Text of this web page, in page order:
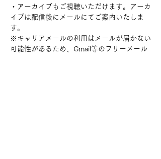
・アーカイブもご視聴いただけます。アーカ
イブは配信後にメールにてご案内いたしま
す。
※キャリアメールの利用はメールが届かない
可能性があるため、Gmail等のフリーメール